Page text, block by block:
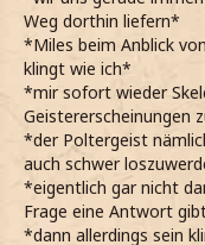
Weg dorthin liefern*
*Miles beim Anblick
klingt wie ich*
*mir sofort wieder
Geistererscheinungen
*der Poltergeist
auch schwer
*eigentlich gar nicht
Frage eine Antwort
*dann allerdings sein